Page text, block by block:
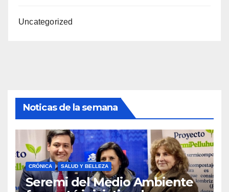
Uncategorized
Noticas de la semana
CRÓNICA SALUD Y BELLEZA
Seremi del Medio Ambiente